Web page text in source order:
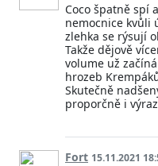
Coco špatně spí
nemocnice kvůli
zlehka se rýsují
Takže dějově
volume už
hrozeb
Skutečně
proporčně i
Fort 15.11.2021